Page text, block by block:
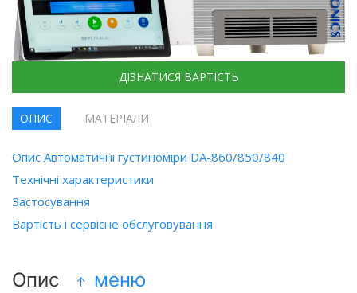
ДІЗНАТИСЯ ВАРТІСТЬ
ОПИС МАТЕРІАЛИ
Опис Автоматичні густиноміри DA-860/850/840
Технічні характеристики
Застосування
Вартість і сервісне обслуговування
Опис меню